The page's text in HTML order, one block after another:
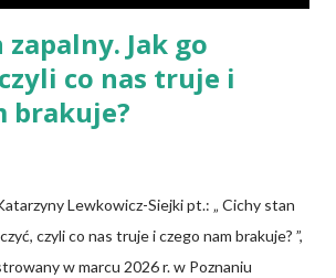
Jak go
co nas truje i
brakuje?
Lewkowicz-Siejki pt.: „ Cichy stan
czyli co nas truje i czego nam brakuje? ”,
w marcu 2026 r. w Poznaniu